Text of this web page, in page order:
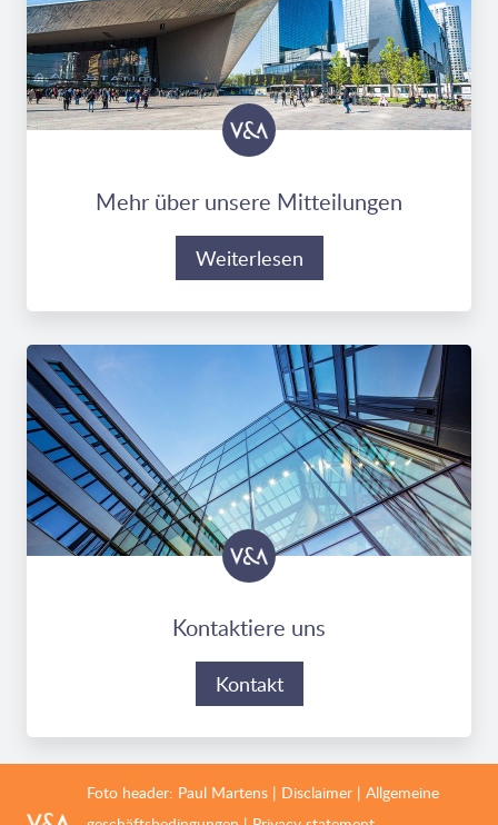
Mehr über unsere Mitteilungen
Weiterlesen
Kontaktiere uns
Kontakt
Foto header: Paul Martens| Disclaimer| Allgemeine